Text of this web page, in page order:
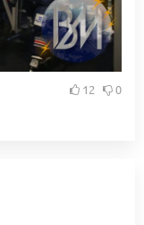
12 0